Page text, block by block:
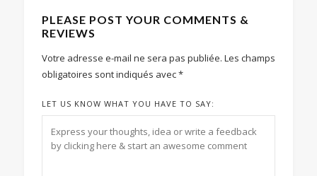
PLEASE POST YOUR COMMENTS &
REVIEWS
Votre adresse e-mail ne sera pas publiée. Les champs
obligatoires sont indiqués avec*
LET US KNOW WHAT YOU HAVE TO SAY: